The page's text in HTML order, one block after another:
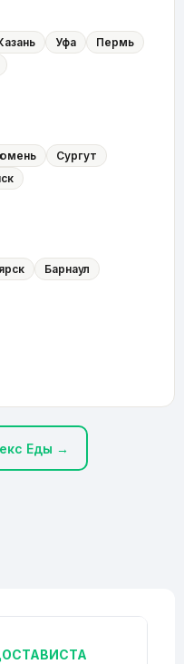
Уфа
Пермь
Сургут
Барнаул
Еды →